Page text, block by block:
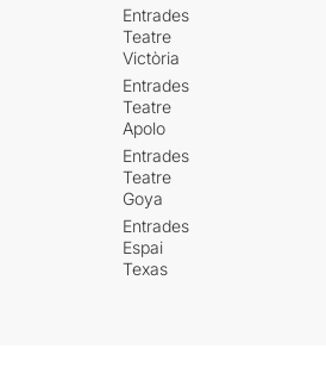
Entrades
Teatre
Victòria
Entrades
Teatre
Apolo
Entrades
Teatre
Goya
Entrades
Espai
Texas